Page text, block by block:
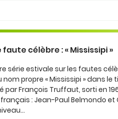
faute célèbre : « Mississipi »
série estivale sur les fautes
nom propre « Mississipi » dans le
par François Truffaut, sorti en
: Jean-Paul Belmondo et